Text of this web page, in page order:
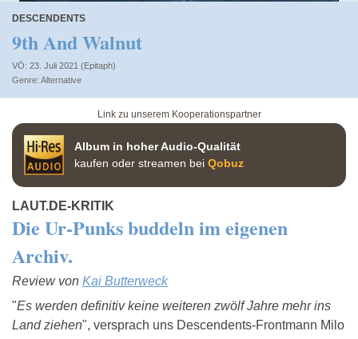
DESCENDENTS
9th And Walnut
VÖ: 23. Juli 2021 (Epitaph)
Alternative
Link zu unserem Kooperationspartner
Album in hoher Audio-Qualität
kaufen oder streamen bei Qobuz
LAUT.DE-KRITIK
Die Ur-Punks buddeln im eigenen
Archiv.
Review von Kai Butterweck
"Es werden definitiv keine weiteren zwölf Jahre mehr ins
Land ziehen", versprach uns Descendents-Frontmann Milo